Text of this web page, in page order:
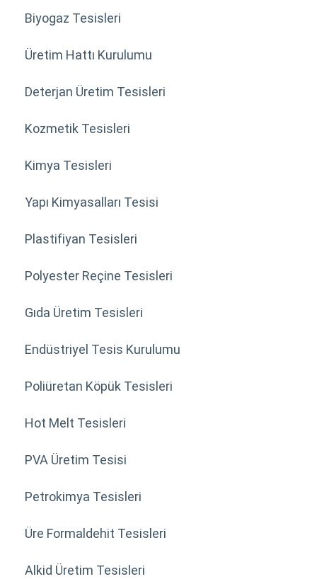
Biyogaz Tesisleri
Üretim Hattı Kurulumu
Deterjan Üretim Tesisleri
Kozmetik Tesisleri
Kimya Tesisleri
Yapı Kimyasalları Tesisi
Plastifiyan Tesisleri
Polyester Reçine Tesisleri
Gıda Üretim Tesisleri
Endüstriyel Tesis Kurulumu
Poliüretan Köpük Tesisleri
Hot Melt Tesisleri
PVA Üretim Tesisi
Petrokimya Tesisleri
Üre Formaldehit Tesisleri
Alkid Üretim Tesisleri